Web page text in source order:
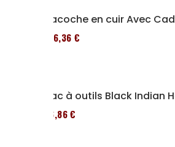
Sacoche en cuir Avec
136,36 €
Sac à outils Black Indian
76,86 €